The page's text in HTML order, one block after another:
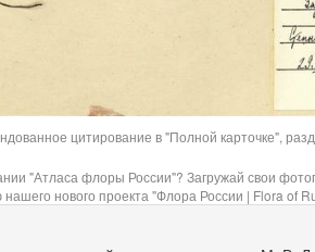
цитирование в "Полной карточке",
"Атласа флоры России"? Загружай свои
нашего нового проекта "Флора России | Flora of